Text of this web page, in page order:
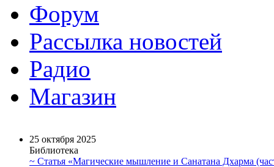
Форум
Рассылка новостей
Радио
Магазин
25 октября 2025
Библиотека
~ Статья «Магические мышление и Санатана Дхарма